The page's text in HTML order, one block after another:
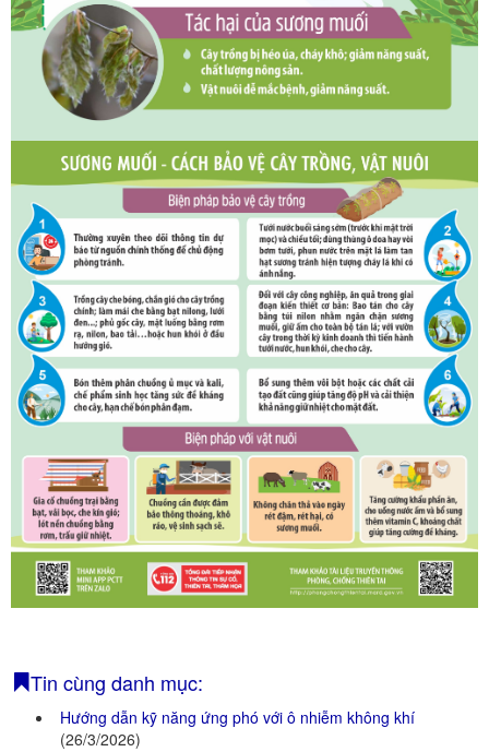
Văn bản chỉ đạo, điều hành
Hoạt động PCTT, TKCN
Quỹ Phòng, chống thiên tai
THỦY LỢI, ĐÊ ĐIỀU, NSNT
Phương án Ứng phó THKC các hồ chứa nước
Bản đồ ngập lụt các hồ chứa nước
TÀI LIỆU VỀ PCTT
Kiến thức về PCTT
Tài liệu truyền thông
Phương án, Kế hoạch về Phòng, chống thiên tai
Quy hoạch thuỷ lợi
BẢN ĐỒ
Tin cùng danh mục:
Hướng dẫn kỹ năng ứng phó với ô nhiễm không khí
(26/3/2026)